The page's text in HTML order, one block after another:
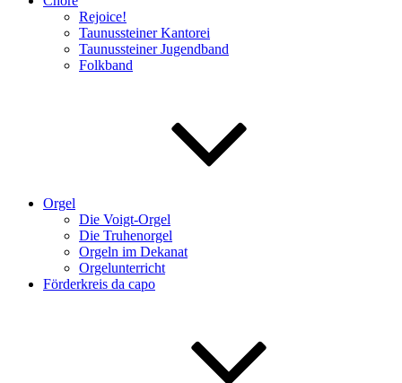
Rejoice!
Taunussteiner Kantorei
Taunussteiner Jugendband
Folkband
Orgel
Die Voigt-Orgel
Die Truhenorgel
Orgeln im Dekanat
Orgelunterricht
Förderkreis da capo